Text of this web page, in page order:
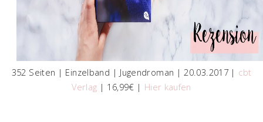
352 Seiten | Einzelband | Jugendroman | 20.03.2017 | cbt
Verlag | 16,99€ | Hier kaufen